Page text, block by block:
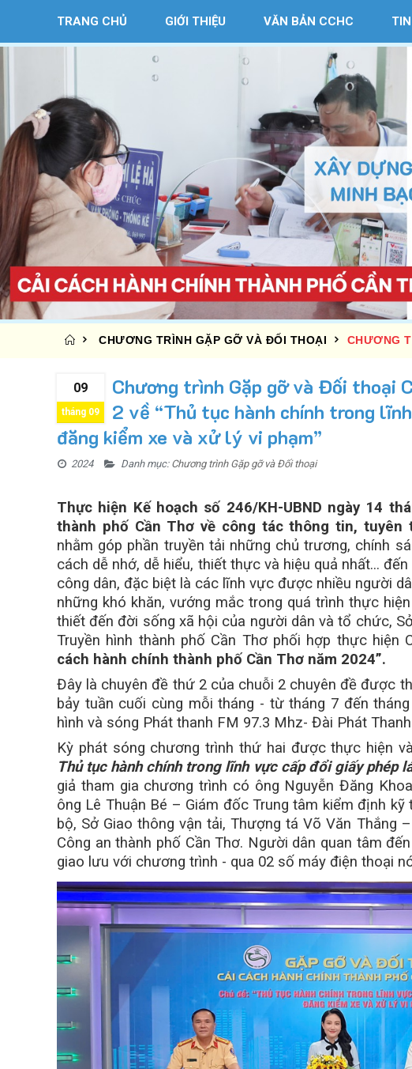
TRANG CHỦ GIỚI THIỆU VĂN BẢN CCHC
CHƯƠNG TRÌNH GẶP GỠ VÀ ĐỐI THOẠI CHƯƠNG
09
tháng 09
Chương trình Gặp gỡ và Đối thoại
2 về “Thủ tục hành chính trong
đăng kiểm xe và xử lý vi phạm”
2024 Danh mục: Chương trình Gặp gỡ và Đối thoại
Thực hiện Kế hoạch số 246/KH-UBND ngày 14
thành phố Cần Thơ về công tác thông tin, tuyên
nhằm góp phần truyền tải những chủ trương, chính
cách dễ nhớ, dễ hiểu, thiết thực và hiệu quả nhất...
công dân, đặc biệt là các lĩnh vực được nhiều người
những khó khăn, vướng mắc trong quá trình thực
thiết đến đời sống xã hội của người dân và tổ chức,
Truyền hình thành phố Cần Thơ phối hợp thực hiện
cách hành chính thành phố Cần Thơ năm 2024”.
Đây là chuyên đề thứ 2 của chuỗi 2 chuyên đề được
bảy tuần cuối cùng mỗi tháng - từ tháng 7 đến
hình và sóng Phát thanh FM 97.3 Mhz- Đài Phát
Kỳ phát sóng chương trình thứ hai được thực hiện
Thủ tục hành chính trong lĩnh vực cấp đổi giấy phép
giả tham gia chương trình có ông Nguyễn Đăng
ông Lê Thuận Bé – Giám đốc Trung tâm kiểm định
bộ, Sở Giao thông vận tải, Thượng tá Võ Văn Thắng
Công an thành phố Cần Thơ. Người dân quan tâm
giao lưu với chương trình - qua 02 số máy điện thoại